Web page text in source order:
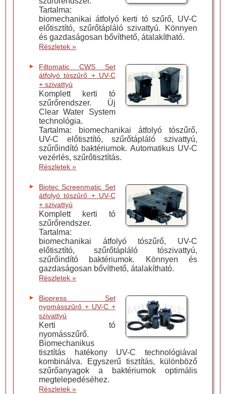
Tartalma:
biomechanikai átfolyó kerti tó szűrő, UV-C
előtisztító, szűrőtápláló szivattyú. Könnyen
és gazdaságosan bővíthető, átalakítható.
Részletek »
Filtomatic CWS Set
átfolyó tószűrő + UV-C
+ szivattyú
Komplett kerti tó
szűrőrendszer. Új
Clear Water System
technológia.
Tartalma: biomechanikai átfolyó tószűrő,
UV-C előtisztító, szűrőtápláló szivattyú,
szűrőindító baktériumok. Automatikus UV-C
vezérlés, szűrőtisztítás.
Részletek »
Biotec Screenmatic Set
átfolyó tószűrő + UV-C
+ szivattyú
Komplett kerti tó
szűrőrendszer.
Tartalma:
biomechanikai átfolyó tószűrő, UV-C
előtisztító, szűrőtápláló tószivattyú,
szűrőindító baktériumok. Könnyen és
gazdaságosan bővíthető, átalakítható.
Részletek »
Biopress Set
nyomásszűrő + UV-C +
szivattyú
Kerti tó
nyomásszűrő.
Biomechanikus
tisztítás hatékony UV-C technológiával
kombinálva. Egyszerű tisztítás, különböző
szűrőanyagok a baktériumok optimális
megtelepedéséhez.
Részletek »